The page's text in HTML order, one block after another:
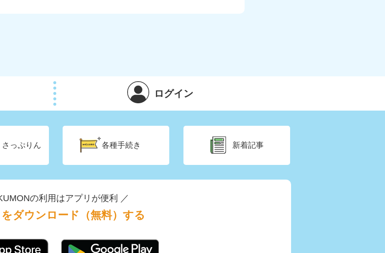
ログイン
さっぷりん 各種手続き 新着記事
の利用はアプリが便利 ／
ダウンロード（無料）する